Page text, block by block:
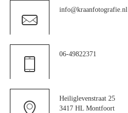
info@kraanfotografie.nl
06-49822371
Heiliglevenstraat 25
3417 HL Montfoort